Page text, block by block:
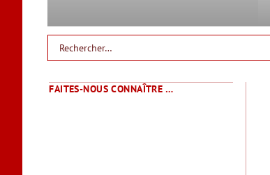
FAITES-NOUS CONNAÎTRE …